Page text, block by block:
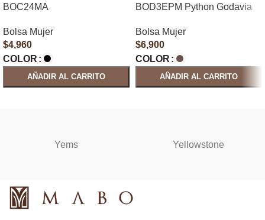
BOC24MA
Bolsa Mujer
$4,960
COLOR
AÑADIR AL CARRITO
BOD3EPM Python Godavia
Bolsa Mujer
$6,900
COLOR
AÑADIR AL CARRITO
Yems Yellowstone